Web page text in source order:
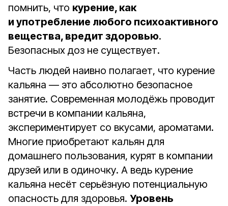
помнить, что курение, как
и употребление любого психоактивного
вещества, вредит здоровью.
Безопасных доз не существует.
Часть людей наивно полагает, что курение
кальяна — это абсолютно безопасное
занятие. Современная молодёжь проводит
встречи в компании кальяна,
экспериментирует со вкусами, ароматами.
Многие приобретают кальян для
домашнего пользования, курят в компании
друзей или в одиночку. А ведь курение
кальяна несёт серьёзную потенциальную
опасность для здоровья. Уровень